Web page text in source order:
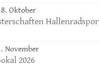
Oktober
November
2026